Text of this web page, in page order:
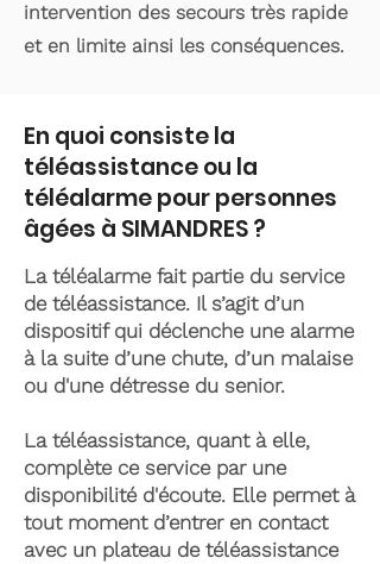
intervention des secours très rapide
et en limite ainsi les conséquences.
En quoi consiste la
téléassistance ou la
téléalarme pour personnes
âgées à SIMANDRES ?
La téléalarme fait partie du service
de téléassistance. Il s’agit d’un
dispositif qui déclenche une alarme
à la suite d’une chute, d’un malaise
ou d'une détresse du senior.
La téléassistance, quant à elle,
complète ce service par une
disponibilité d'écoute. Elle permet à
tout moment d’entrer en contact
avec un plateau de téléassistance